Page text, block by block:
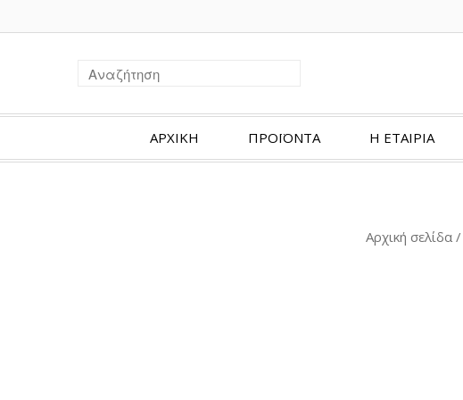
ΑΡΧΙΚΗ ΠΡΟΪΟΝΤΑ Η ΕΤΑΙΡΙΑ
Αρχική σελίδα /